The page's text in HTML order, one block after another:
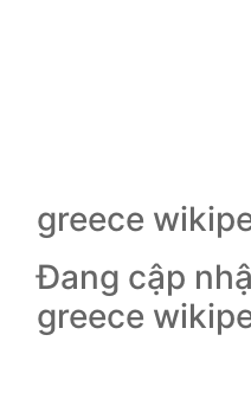
greece
Đang cập
greece